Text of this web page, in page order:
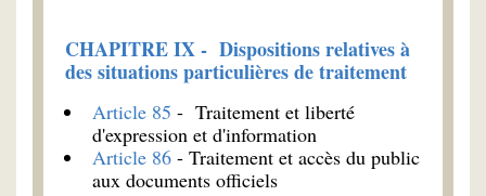
CHAPITRE IX - Dispositions relatives à
des situations particulières de traitement
Article 85 - Traitement et liberté
d'expression et d'information
Article 86 - Traitement et accès du public
aux documents officiels